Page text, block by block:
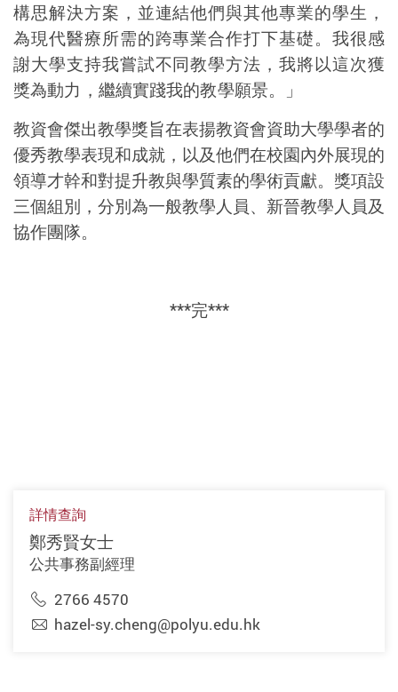
構思解決方案，並連結他們與其他專業的學生，
為現代醫療所需的跨專業合作打下基礎。我很感
謝大學支持我嘗試不同教學方法，我將以這次獲
獎為動力，繼續實踐我的教學願景。」
教資會傑出教學獎旨在表揚教資會資助大學學者的
優秀教學表現和成就，以及他們在校園內外展現的
領導才幹和對提升教與學質素的學術貢獻。獎項設
三個組別，分別為一般教學人員、新晉教學人員及
協作團隊。
***完***
詳情查詢
鄭秀賢女士
公共事務副經理
2766 4570
hazel-sy.cheng@polyu.edu.hk